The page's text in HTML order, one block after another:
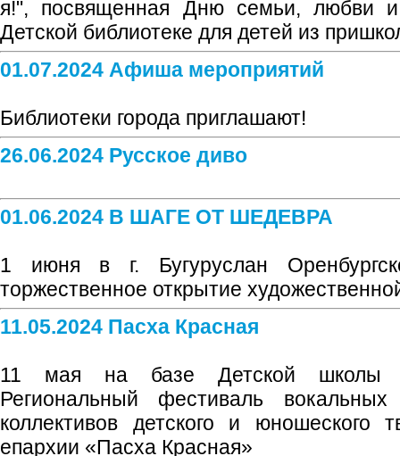
я!", посвященная Дню семьи, любви и
Детской библиотеке для детей из
01.07.2024 Афиша мероприятий
Библиотеки города приглашают!
26.06.2024 Русское диво
01.06.2024 В ШАГЕ ОТ ШЕДЕВРА
1 июня в г. Бугуруслан
торжественное открытие
11.05.2024 Пасха Красная
11 мая на базе Детской школы
Региональный фестиваль
коллективов детского и юношеского
епархии «Пасха Красная»